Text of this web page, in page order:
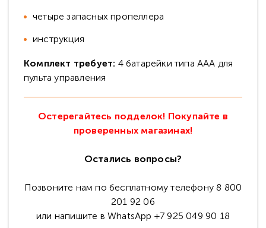
четыре запасных пропеллера
инструкция
Комплект требует: 4 батарейки типа ААА для
пульта управления
Остерегайтесь подделок! Покупайте в
проверенных магазинах!
Остались вопросы?
Позвоните нам по бесплатному телефону 8 800
201 92 06
или напишите в WhatsApp +7 925 049 90 18